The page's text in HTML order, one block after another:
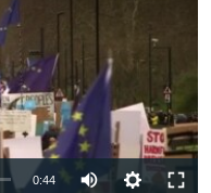
available
0:44